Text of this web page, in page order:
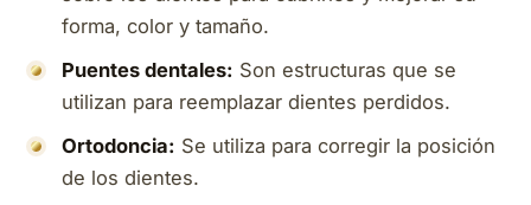
forma, color y tamaño.
Puentes dentales: Son estructuras que se
utilizan para reemplazar dientes perdidos.
Ortodoncia: Se utiliza para corregir la posición
de los dientes.